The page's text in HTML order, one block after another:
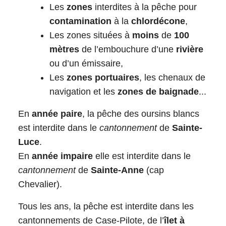
Les zones interdites à la pêche pour
contamination à la chlordécone,
Les zones situées à moins de 100
mètres de l’embouchure d’une rivière
ou d’un émissaire,
Les zones portuaires, les chenaux de
navigation et les zones de baignade...
En année paire, la pêche des oursins blancs
est interdite dans le cantonnementde Sainte-
Luce.
En année impaire elle est interdite dans le
cantonnementde Sainte-Anne (cap
Chevalier).
Tous les ans, la pêche est interdite dans les
cantonnements de Case-Pilote, de l’îlet à